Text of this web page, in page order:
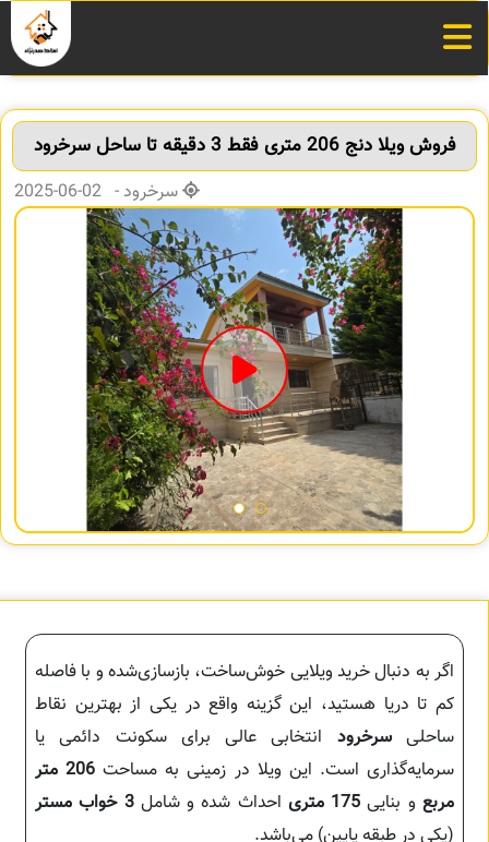
فروش ویلا دنج 206 متری فقط 3 دقیقه تا ساحل سرخرود
سرخرود - 02-06-2025
اگر به دنبال خرید ویلایی خوش‌ساخت، بازسازی‌شده و با فاصله
کم تا دریا هستید، این گزینه واقع در یکی از بهترین نقاط
ساحلیسرخرود انتخابی عالی برای سکونت دائمی یا
سرمایه‌گذاری است. این ویلا در زمینی به مساحت
206 متر
مربعو بنایی 175 متری احداث شده و شامل3 خواب مستر
(یکی در طبقه پایین) می‌باشد.